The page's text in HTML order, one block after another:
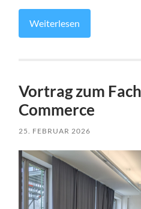
Weiterlesen
Vortrag zum
Commerce
25. FEBRUAR 2026